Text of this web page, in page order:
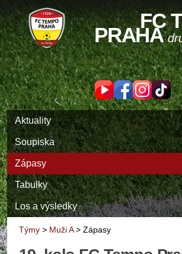
FC
PRAHA
Aktuality
Soupiska
Zápasy
Tabulky
Los a výsledky
Týmy > Muži A> Zápasy